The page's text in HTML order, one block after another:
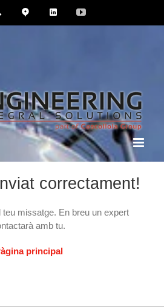
Where
Linkedin YouTube
correctament!
missatge. En breu un expert
amb tu.
principal